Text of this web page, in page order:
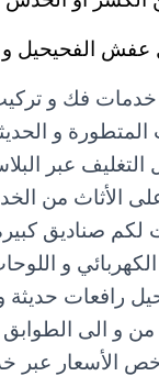
عفش الفحيحيل
فك و
و
عبر
على الأثاث من
صناديق
و
رافعات حديثة
من و الى
الأسعار